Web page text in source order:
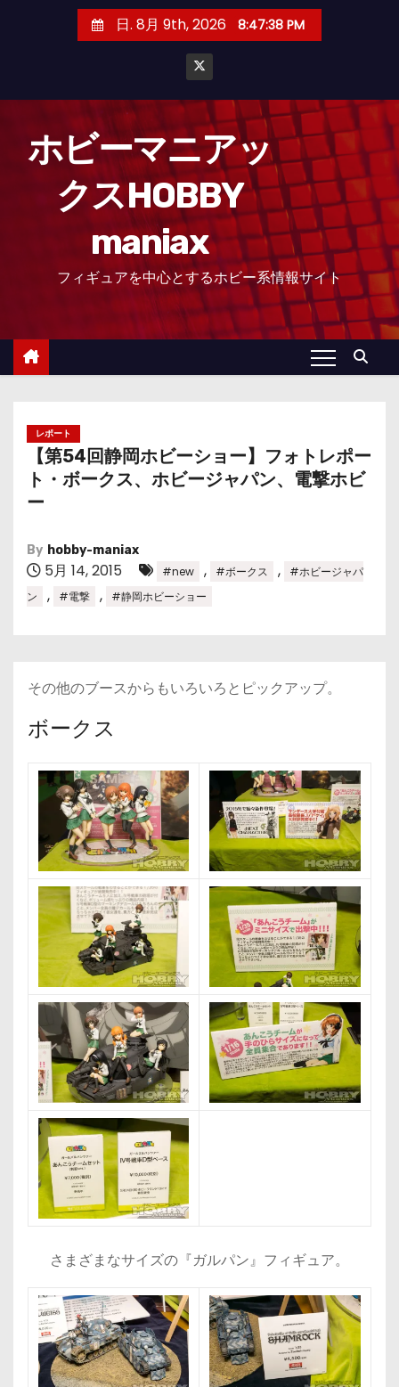
日. 8月 9th, 2026 8:47:39 PM
ホビーマニアッ
クスHOBBY
maniax
フィギュアを中心とするホビー系情報サイト
レポート
【第54回静岡ホビーショー】フォトレポー
ト・ボークス、ホビージャパン、電撃ホビ
ー
By hobby-maniax
5月 14, 2015 #new , #ボークス ,
#ホビージャパ
ン
, #電撃 , #静岡ホビーショー
その他のブースからもいろいろとピックアップ。
ボークス
さまざまなサイズの『ガルパン』フィギュア。